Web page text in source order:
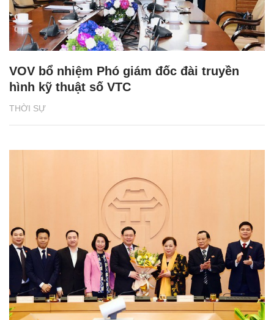
THỜI SỰ
VOV bổ nhiệm Phó giám đốc đài truyền
hình kỹ thuật số VTC